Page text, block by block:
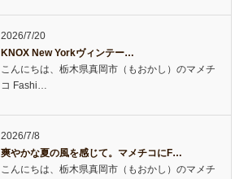
2026/7/20
KNOX New Yorkヴィンテー…
こんにちは、栃木県真岡市（もおかし）のマメチ
コ Fashi…
2026/7/8
爽やかな夏の風を感じて。マメチコにF…
こんにちは、栃木県真岡市（もおかし）のマメチ